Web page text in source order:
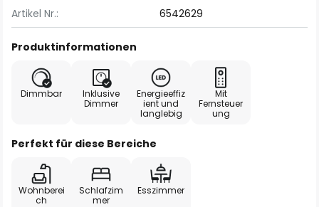
Artikel Nr.: 6542629
Produktinformationen
Dimmbar
Inklusive
Dimmer
Energieeffiz
ient und
langlebig
Mit
Fernsteuer
ung
Perfekt für diese Bereiche
Wohnberei
ch
Schlafzim
mer
Esszimmer